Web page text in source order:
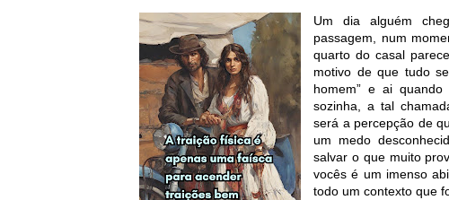
Um dia alguém
passagem, num
quarto do casal
motivo de que tudo
homem” e ai
sozinha, a tal
será a percepção de
um medo
salvar o que muito
vocês é um imenso
todo um contexto que